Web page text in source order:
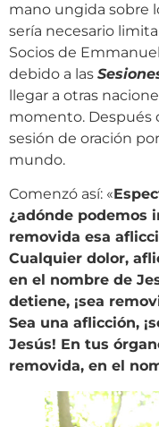
mano ungida sobre
sería necesario
Socios de
debido a las
llegar a otras
momento. Después
sesión de oración
mundo.
Comenzó así: «
¿adónde podemos
removida esa
Cualquier dolor,
en el nombre de
detiene, ¡sea
Sea una aflicción,
Jesús! En tus
removida, en el